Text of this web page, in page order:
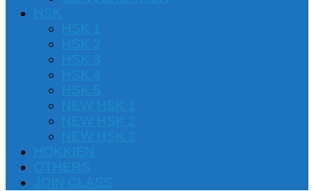
HSK
HSK 1
HSK 2
HSK 3
HSK 4
HSK 5
NEW HSK 1
NEW HSK 2
NEW HSK 3
HOKKIEN
OTHERS
JOIN CLASS